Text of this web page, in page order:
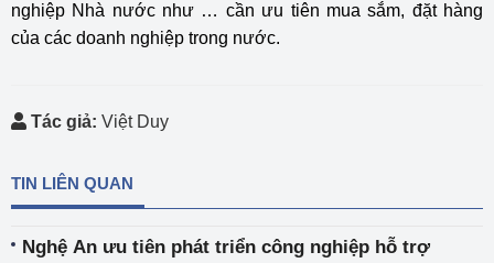
nghiệp Nhà nước như … cần ưu tiên mua sắm, đặt hàng
của các doanh nghiệp trong nước.
Tác giả: Việt Duy
TIN LIÊN QUAN
Nghệ An ưu tiên phát triển công nghiệp hỗ trợ